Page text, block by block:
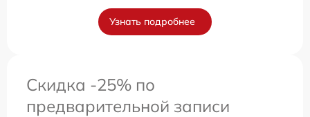
Узнать подробнее
Скидка -25% по
предварительной записи